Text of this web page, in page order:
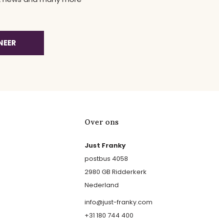
Over ons
Just Franky
postbus 4058
2980 GB Ridderkerk
Nederland
info@just-franky.com
+31 180 744 400